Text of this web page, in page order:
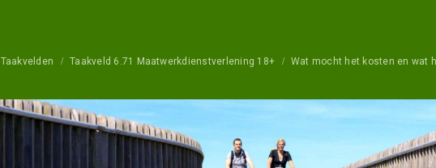
Taakvelden Taakveld 6.71 Maatwerkdienstverlening 18+ Wat mocht het kosten en wat